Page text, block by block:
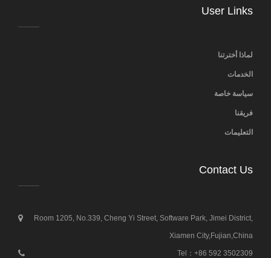
User Links
لماذا أخترتنا
الخدمات
سياسة خاصة
فريقنا
التعليمات
Contact Us
Room 1205, No.339, Cheng Yi Street, Software Park, Jimei District,
Xiamen City,Fujian,China
Tel：+86 592 3502309